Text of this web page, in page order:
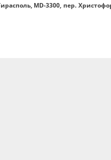
MD-3300, пер.